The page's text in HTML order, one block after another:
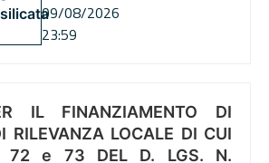
09/08/2026
23:59
IL FINANZIAMENTO DI
RILEVANZA LOCALE DI CUI
72 e 73 DEL D. LGS. N.